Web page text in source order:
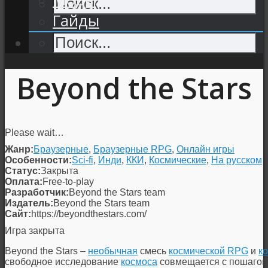
Гайды
Beyond the Stars
Please wait…
Жанр:Браузерные, Браузерные RPG, Онлайн игры
Особенности:Sci-fi, Инди, ККИ , Космические, На русском
Статус:Закрыта
Оплата:Free-to-play
Разработчик:Beyond the Stars team
Издатель:Beyond the Stars team
Сайт:https://beyondthestars.com/
Игра закрыта
Beyond the Stars – необычная смесь космической RPG и
свободное исследование космоса совмещается с